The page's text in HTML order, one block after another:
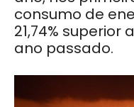
consumo de
21,74%
ano passado.